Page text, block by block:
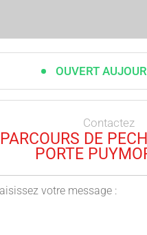
OUVERT
Contactez
PARCOURS DE
PORTE